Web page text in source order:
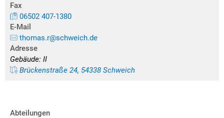
Fax
06502 407-1380
E-Mail
thomas.r@schweich.de
Adresse
Gebäude: II
Brückenstraße 24, 54338 Schweich
Abteilungen